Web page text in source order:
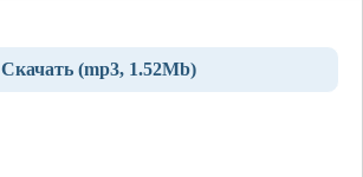
Скачать (mp3, 1.52Mb)